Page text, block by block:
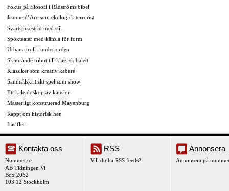
Fokus på filosofi i Rådströms bibel
Jeanne d’Arc som ekologisk terrorist
Svartsjukestrid med stil
Spökteater med känsla för form
Urbana troll i underjorden
Skimrande tribut till klassisk balett
Klassiker som kreativ kabaré
Samhällskritiskt spel som show
Ett kalejdoskop av känslor
Mästerligt konstruerad Mayenburg
Rappt om historisk hen
Läs fler
Kontakta oss
Nummer.se
AB Tidningen Vi
Box 2052
103 12 Stockholm
RSS
Vill du ha RSS feeds?
Annonsera
Annonsera på